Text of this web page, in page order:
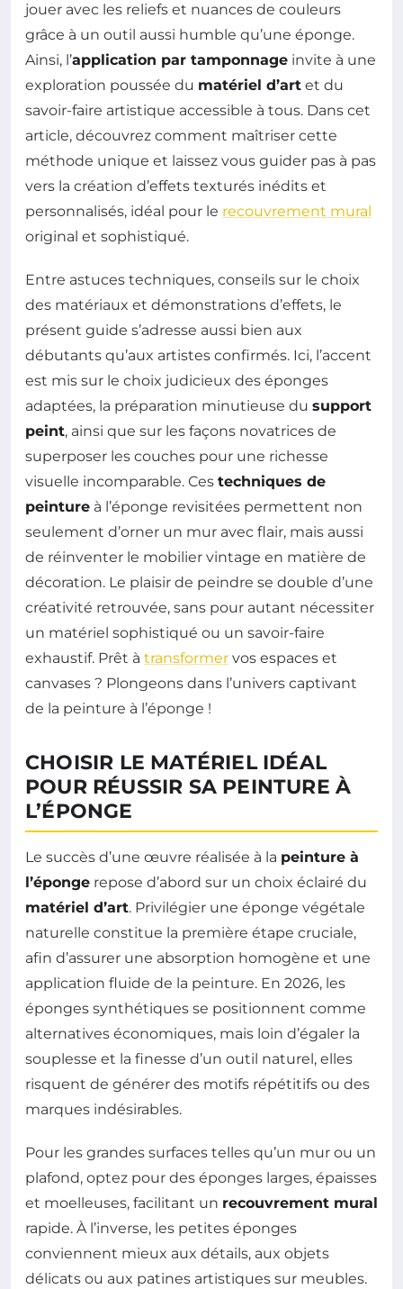
jouer avec les reliefs et nuances de couleurs
grâce à un outil aussi humble qu’une éponge.
Ainsi, l’application par tamponnage invite à une
exploration poussée du matériel d’art et du
savoir-faire artistique accessible à tous. Dans cet
article, découvrez comment maîtriser cette
méthode unique et laissez vous guider pas à pas
vers la création d’effets texturés inédits et
personnalisés, idéal pour le recouvrement mural
original et sophistiqué.
Entre astuces techniques, conseils sur le choix
des matériaux et démonstrations d’effets, le
présent guide s’adresse aussi bien aux
débutants qu’aux artistes confirmés. Ici, l’accent
est mis sur le choix judicieux des éponges
adaptées, la préparation minutieuse du support
peint, ainsi que sur les façons novatrices de
superposer les couches pour une richesse
visuelle incomparable. Ces techniques de
peinture à l’éponge revisitées permettent non
seulement d’orner un mur avec flair, mais aussi
de réinventer le mobilier vintage en matière de
décoration. Le plaisir de peindre se double d’une
créativité retrouvée, sans pour autant nécessiter
un matériel sophistiqué ou un savoir-faire
exhaustif. Prêt à transformer vos espaces et
canvases ? Plongeons dans l’univers captivant
de la peinture à l’éponge !
CHOISIR LE MATÉRIEL IDÉAL
POUR RÉUSSIR SA PEINTURE À
L’ÉPONGE
Le succès d’une œuvre réalisée à la peinture à
l’éponge repose d’abord sur un choix éclairé du
matériel d’art. Privilégier une éponge végétale
naturelle constitue la première étape cruciale,
afin d’assurer une absorption homogène et une
application fluide de la peinture. En 2026, les
éponges synthétiques se positionnent comme
alternatives économiques, mais loin d’égaler la
souplesse et la finesse d’un outil naturel, elles
risquent de générer des motifs répétitifs ou des
marques indésirables.
Pour les grandes surfaces telles qu’un mur ou un
plafond, optez pour des éponges larges, épaisses
et moelleuses, facilitant un recouvrement mural
rapide. À l’inverse, les petites éponges
conviennent mieux aux détails, aux objets
délicats ou aux patines artistiques sur meubles.